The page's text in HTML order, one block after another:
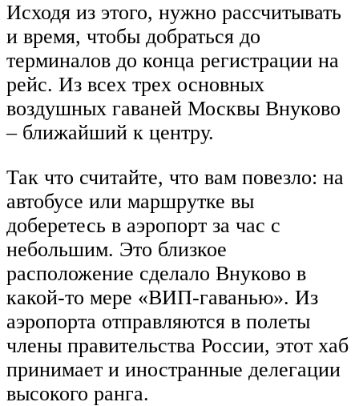
Исходя из этого, нужно рассчитывать
и время, чтобы добраться до
терминалов до конца регистрации на
рейс. Из всех трех основных
воздушных гаваней Москвы Внуково
– ближайший к центру.
Так что считайте, что вам повезло: на
автобусе или маршрутке вы
доберетесь в аэропорт за час с
небольшим. Это близкое
расположение сделало Внуково в
какой-то мере «ВИП-гаванью». Из
аэропорта отправляются в полеты
члены правительства России, этот хаб
принимает и иностранные делегации
высокого ранга.